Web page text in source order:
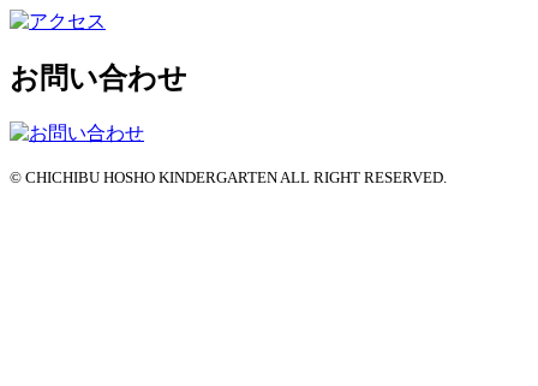
お問い合わせ
© CHICHIBU HOSHO KINDERGARTEN ALL RIGHT RESERVED.